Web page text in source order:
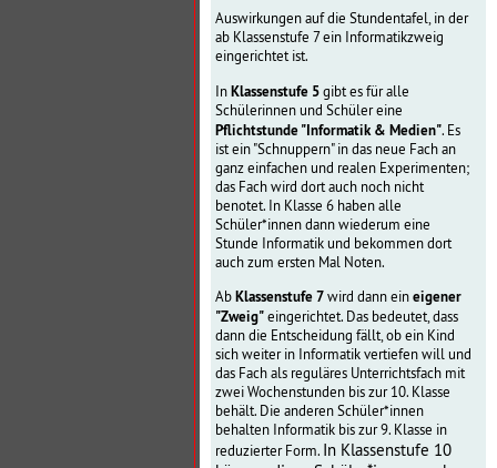
Auswirkungen auf die Stundentafel, in der
ab Klassenstufe 7 ein Informatikzweig
eingerichtet ist.
InKlassenstufe 5gibt es für alle
Schülerinnen und Schüler eine
Pflichtstunde "Informatik & Medien". Es
ist ein "Schnuppern" in das neue Fach an
ganz einfachen und realen Experimenten;
das Fach wird dort auch noch nicht
benotet. In Klasse 6 haben alle
Schüler*innen dann wiederum eine
Stunde Informatik und bekommen dort
auch zum ersten Mal Noten.
AbKlassenstufe 7wird dann eineigener
"Zweig"eingerichtet. Das bedeutet, dass
dann die Entscheidung fällt, ob ein Kind
sich weiter in Informatik vertiefen will und
das Fach als reguläres Unterrichtsfach mit
zwei Wochenstunden bis zur 10. Klasse
behält. Die anderen Schüler*innen
behalten Informatik bis zur 9. Klasse in
reduzierter Form. In Klassenstufe 10